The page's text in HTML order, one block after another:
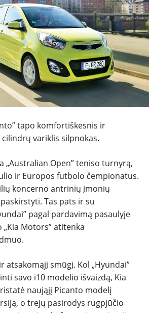
NAUJIENOS
TESTAI
NAUJI
NAUDOTI
REPORTAŽAI
SPORTAS
PATARIMAI
tapo komfortiškesnis ir
variklis silpnokas.
„Australian Open” teniso turnyrą,
ir Europos futbolo čempionatus.
koncerno antrinių įmonių
Tas pats ir su
pagal pardavimą pasaulyje
Motors” atitenka
atsakomąjį smūgį. Kol „Hyundai”
savo i10 modelio išvaizdą, Kia
naująjį Picanto modelį
o trejų pasirodys rugpjūčio